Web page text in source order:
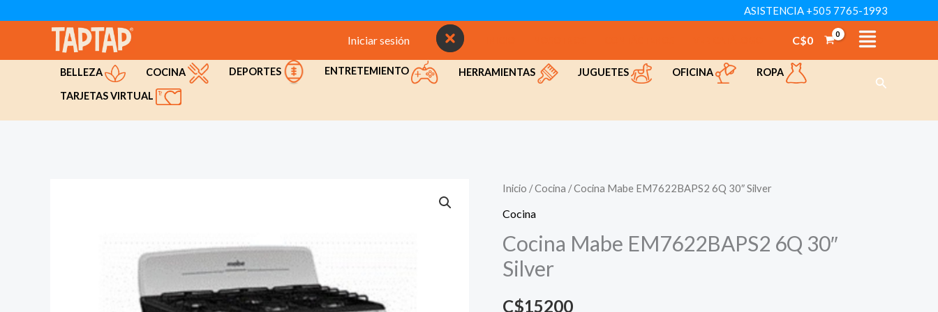
ASISTENCIA +505 7765-1993
Iniciar sesión C$0
BELLEZA COCINA DEPORTES ENTRETEMIENTO HERRAMIENTAS JUGUETES OFICINA ROPA
TARJETAS VIRTUAL
Buscar
Inicio /Cocina / Cocina Mabe EM7622BAPS2 6Q 30″ Silver
Cocina
Cocina Mabe EM7622BAPS2 6Q 30″
Silver
C$15200
Silver